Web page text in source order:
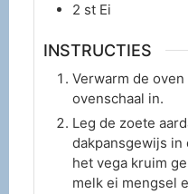
2 st Ei
INSTRUCTIES
Verwarm de
ovenschaal in.
Leg de zoete
dakpansgewijs in
het vega kruim
melk ei mengsel